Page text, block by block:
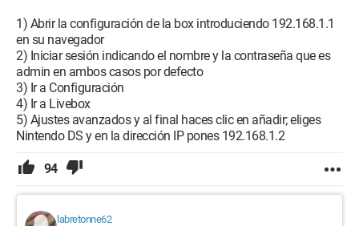
1) Abrir la configuración de la box introduciendo 192.168.1.1
en su navegador
2) Iniciar sesión indicando el nombre y la contraseña que es
admin en ambos casos por defecto
3) Ir a Configuración
4) Ir a Livebox
5) Ajustes avanzados y al final haces clic en añadir; eliges
Nintendo DS y en la dirección IP pones 192.168.1.2
94
labretonne62